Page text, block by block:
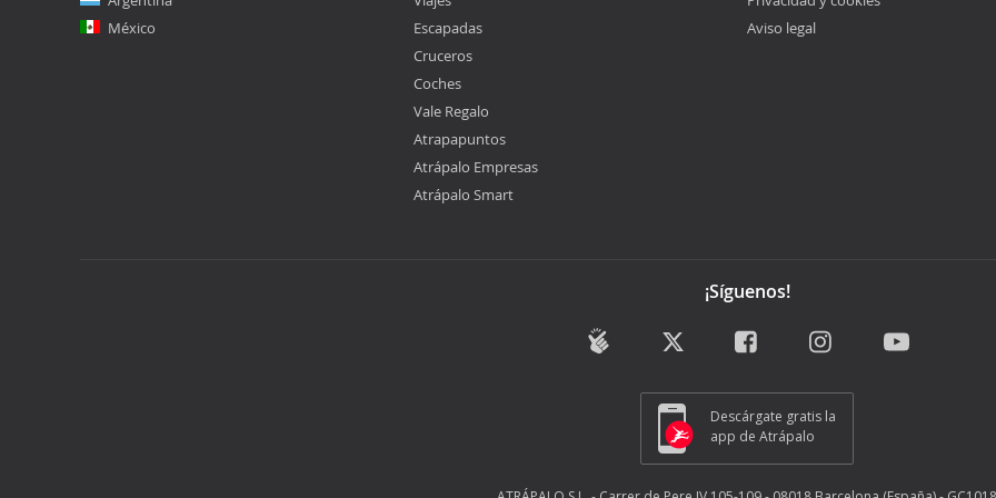
México
Escapadas
Cruceros
Coches
Vale Regalo
Atrapapuntos
Atrápalo Empresas
Atrápalo Smart
Aviso legal
¡Síguenos!
Descárgate gratis la
app de Atrápalo